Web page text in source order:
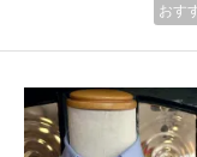
おす